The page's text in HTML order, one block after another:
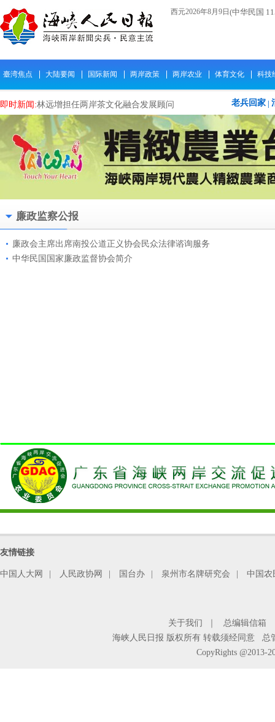
西元2026年8月9日 (中华民国
臺湾焦点 大陆要闻 国际新闻 两岸政策 两岸农业 体育文化 科技
即时新闻:林远增担任两岸茶文化融合发展顾问
即时新闻:
郭文贵成诈骗首脑在美国被补 台
即时新闻:
2023百工百页民间「国是论坛」于01/
即时新闻:翰墨香海峡 文脉融川台 纪念“九
即时新闻:【台湾人民觉醒运动】全岛遍地开花
即时新闻:携手两岸电商平台、共创青年合作未
即时新闻:衢州市廿八都省级对台交流基地创建
老兵回家
廉政监察公报
廉政会主席出席南投公道正义协会民众法律谘询服务
中华民国国家廉政监督协会简介
友情链接
中国人大网 | 人民政协网 | 国台办 | 泉州市名牌研究会 | 中国农
关于我们 总编辑信箱
海峡人民日报 版权所有 转载须经同意 总
CopyRights @2013-